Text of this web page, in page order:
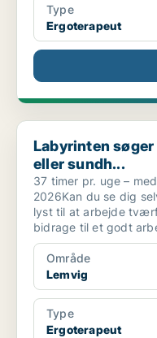
Type
Ergoterapeut
Labyrinten søger
Labyrinten
eller sundh...
37 timer pr. uge –
2026Kan du se dig
lyst til at arbejde
bidrage til et godt
Område
Lemvig
Type
Ergoterapeut